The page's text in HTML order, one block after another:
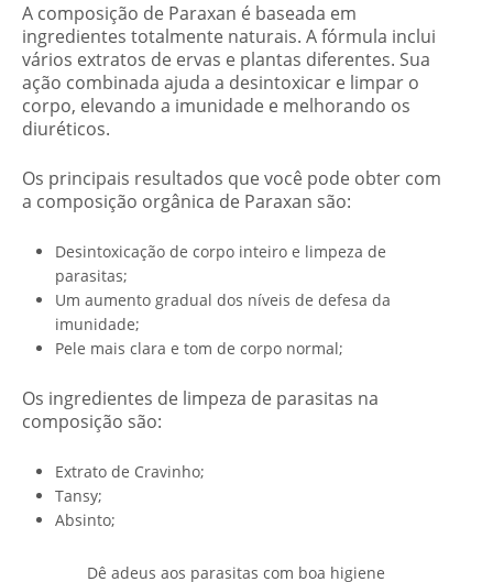
A composição de Paraxan é baseada em
ingredientes totalmente naturais. A fórmula inclui
vários extratos de ervas e plantas diferentes. Sua
ação combinada ajuda a desintoxicar e limpar o
corpo, elevando a imunidade e melhorando os
diuréticos.
Os principais resultados que você pode obter com
a composição orgânica de Paraxan são:
Desintoxicação de corpo inteiro e limpeza de
parasitas;
Um aumento gradual dos níveis de defesa da
imunidade;
Pele mais clara e tom de corpo normal;
Os ingredientes de limpeza de parasitas na
composição são:
Extrato de Cravinho;
Tansy;
Absinto;
Dê adeus aos parasitas com boa higiene